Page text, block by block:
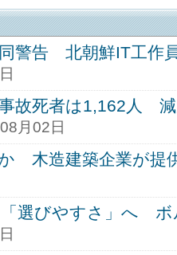
警告 北朝鮮IT工作
故死者は1,162人
月02日
木造建築企業が提
選びやすさ」へ